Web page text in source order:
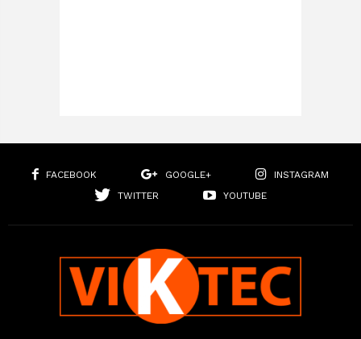
FACEBOOK GOOGLE+
INSTAGRAM
TWITTER
YOUTUBE